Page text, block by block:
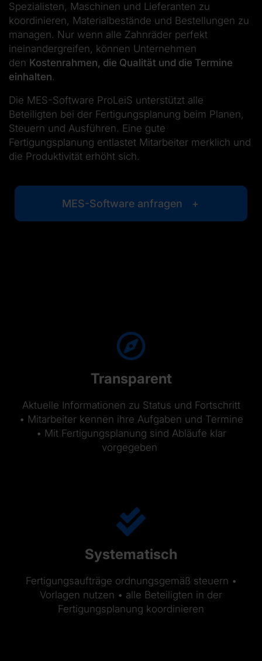
Spezialisten, Maschinen und Lieferanten zu
koordinieren, Materialbestände und Bestellungen zu
managen. Nur wenn alle Zahnräder perfekt
ineinandergreifen, können Unternehmen
den Kostenrahmen, die Qualität und die Termine
einhalten.
Die MES-Software ProLeiS unterstützt alle
Beteiligten bei der Fertigungsplanung beim Planen,
Steuern und Ausführen. Eine gute
Fertigungsplanung entlastet Mitarbeiter merklich und
die Produktivität erhöht sich.
MES-Software anfragen
Transparent
Aktuelle Informationen zu Status und Fortschritt
• Mitarbeiter kennen ihre Aufgaben und Termine
• Mit Fertigungsplanung sind Abläufe klar
vorgegeben
Systematisch
Fertigungsaufträge ordnungsgemäß steuern •
Vorlagen nutzen • alle Beteiligten in der
Fertigungsplanung koordinieren